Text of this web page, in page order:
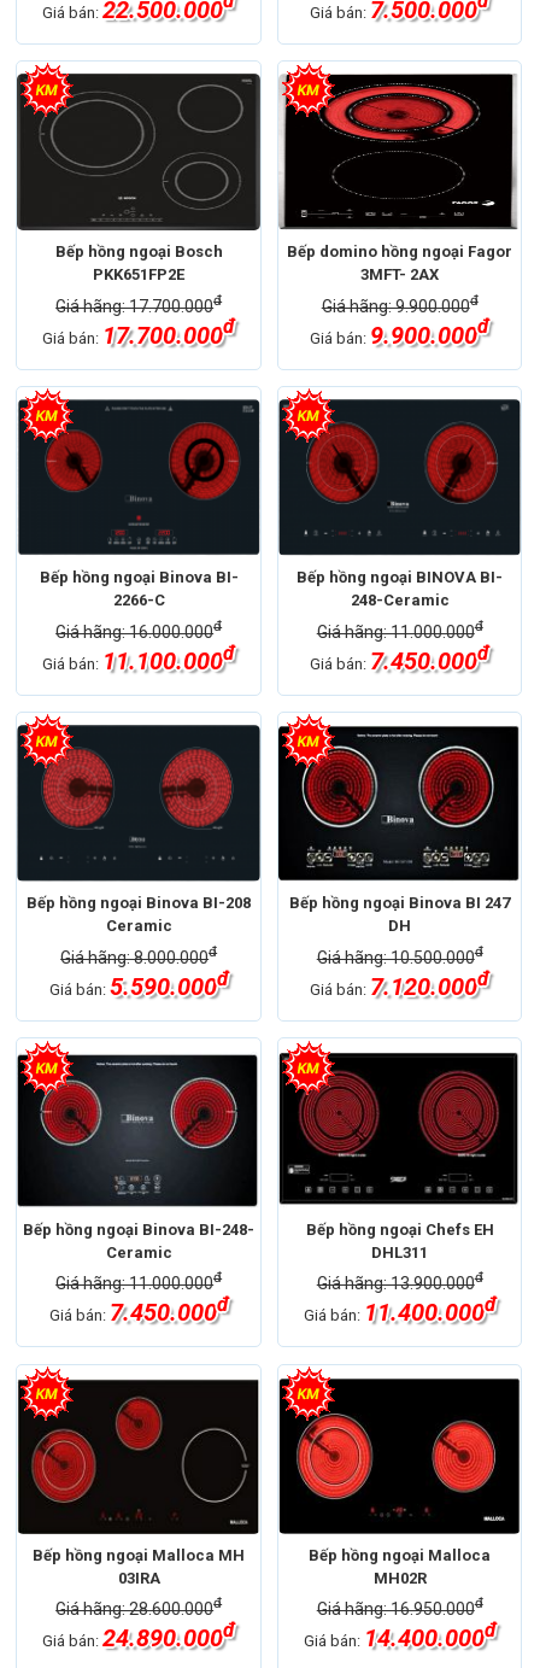
Giá bán:22.500.000 Giá bán: 7.500.000
Bếp hồng ngoại Bosch
PKK651FP2E
Giá hãng: 17.700.000đ
Giá bán: 17.700.000đ
Bếp domino hồng ngoại Fagor
3MFT- 2AX
Giá hãng: 9.900.000đ
Giá bán: 9.900.000đ
Bếp hồng ngoại Binova BI-
2266-C
Giá hãng: 16.000.000đ
Giá bán: 11.100.000đ
Bếp hồng ngoại BINOVA BI-
248-Ceramic
Giá hãng: 11.000.000đ
Giá bán: 7.450.000đ
Bếp hồng ngoại Binova BI-208
Ceramic
Giá hãng: 8.000.000đ
Giá bán: 5.590.000đ
Bếp hồng ngoại Binova BI 247
DH
Giá hãng: 10.500.000đ
Giá bán: 7.120.000đ
Bếp hồng ngoại Binova BI-248-
Ceramic
Giá hãng: 11.000.000đ
Giá bán: 7.450.000đ
Bếp hồng ngoại Chefs EH
DHL311
Giá hãng: 13.900.000đ
Giá bán: 11.400.000đ
Bếp hồng ngoại Malloca MH
03IRA
Giá hãng: 28.600.000đ
Giá bán:24.890.000đ
Bếp hồng ngoại Malloca
MH02R
Giá hãng: 16.950.000đ
Giá bán: 14.400.000đ